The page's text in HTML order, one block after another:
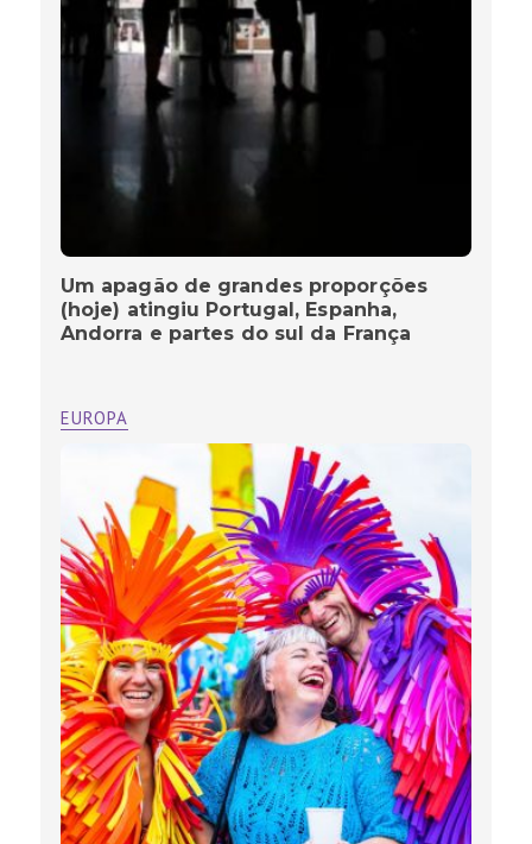
Um apagão de grandes proporções
(hoje) atingiu Portugal, Espanha,
Andorra e partes do sul da França
EUROPA